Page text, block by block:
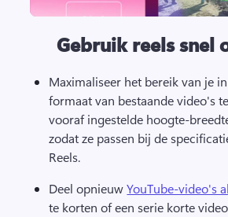
Gebruik reels snel
Maximaliseer het bereik van je
formaat van bestaande video's
vooraf ingestelde hoogte-
zodat ze passen bij de
Reels.
Deel opnieuw YouTube-video's
te korten of een serie korte